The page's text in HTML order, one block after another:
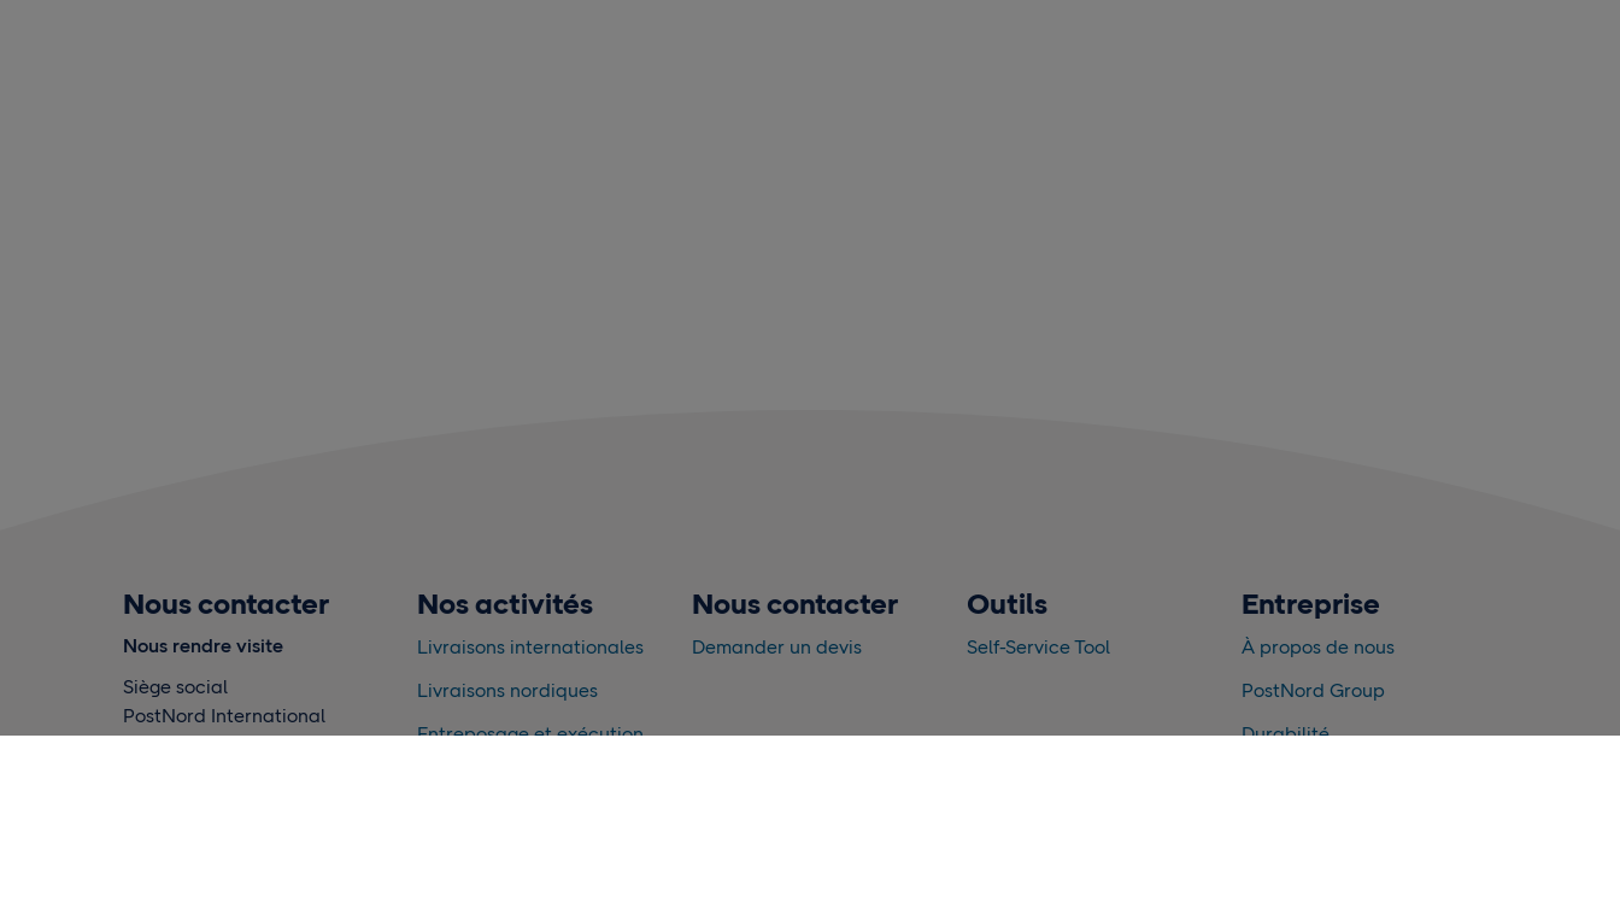
Nous contacter
Nous rendre visite
Siège social
PostNord International
Nos activités
Livraisons internationales
Livraisons nordiques
Entreposage et exécution
Nous contacter
Demander un devis
Outils
Self-Service Tool
Entreprise
À propos de nous
PostNord Group
Durabilité